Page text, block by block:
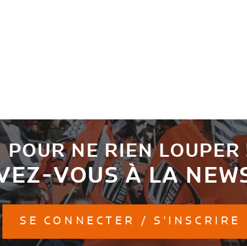
POUR NE RIEN LOUPER
VOUS À LA
SE CONNECTER / S'INSCRIRE